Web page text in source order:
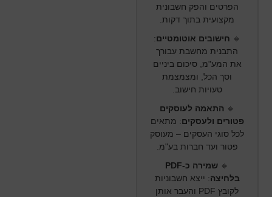
הפרטים והפק חשבונית
מקצועית בתוך דקות.
🔹 חישובים אוטומטיים:
התבנית מחשבת עבורך
את המע"מ, סיכום ביניים
וסך הכל, ומצמצמת
טעויות חישוב.
🔹 התאמה לעוסקים
פטורים ולעסקים: מתאים
לכל סוגי העסקים – מעוסק
פטור ועד חברות בע"מ.
🔹
שמירה כ-PDF
בלחיצה: ייצא חשבוניות
לקובץ PDF והעבר אותן